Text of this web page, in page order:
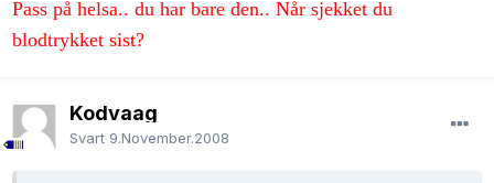
Pass på helsa.. du har bare den.. Når sjekket du
blodtrykket sist?
Kodvaag
Svart 9.November.2008